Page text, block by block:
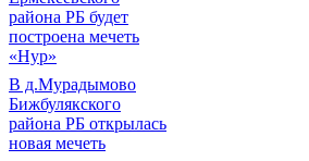
района РБ будет
построена мечеть
«Нур»
В д.Мурадымово
Бижбулякского
района РБ открылась
новая мечеть